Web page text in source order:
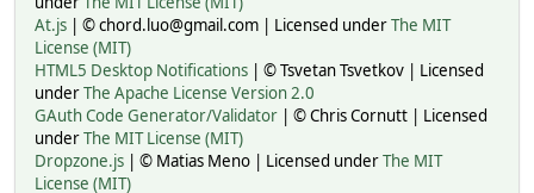
At.js | © chord.luo@gmail.com | Licensed underThe MIT
License (MIT)
HTML5 Desktop Notifications | © Tsvetan Tsvetkov | Licensed
underThe Apache License Version 2.0
GAuth Code Generator/Validator | © Chris Cornutt | Licensed
underThe MIT License (MIT)
Dropzone.js | © Matias Meno | Licensed underThe MIT
License (MIT)